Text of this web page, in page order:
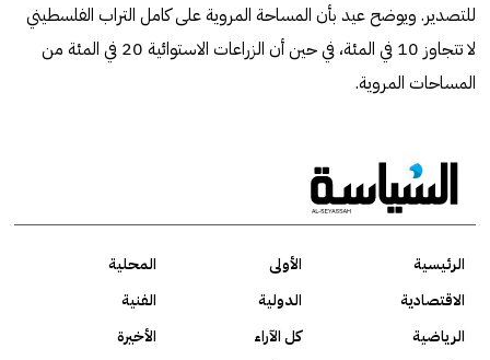
للتصدير. ويوضح عيد بأن المساحة المروية على كامل التراب الفلسطيني
لا تتجاوز 10 في المئة، في حين أن الزراعات الاستوائية 20 في المئة من
المساحات المروية.
الرئيسية الأولى
المحلية
الاقتصادية
الدولية
الفنية
الرياضية
كل الآراء
الأخيرة